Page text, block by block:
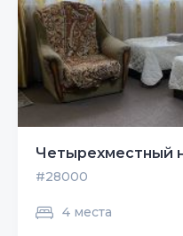
Четырехместный
#28000
4 места